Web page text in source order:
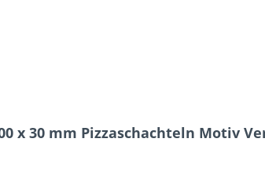
x 30 mm Pizzaschachteln Motiv